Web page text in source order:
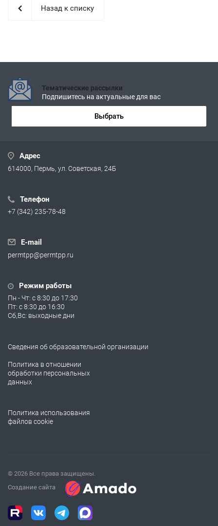
Назад к списку
Тематические рассылки
Подпишитесь на актуальные для вас
Выбрать
Адрес
614000, Пермь, ул. Советская, 24Б
Телефон
+7 (342) 235-78-48
E-mail
permtpp@permtpp.ru
Режим работы
Пн - Чт: с 8:30 до 17:30
Пт: с 8:30 до 16:30
Сб,Вс: выходные дни
Сведения об образовательной организации
Политика в отношении
обработки персональных
данных
Политика использования
файлов cookie
© 2026 Все права защищены.
Создание сайта